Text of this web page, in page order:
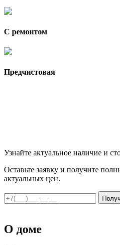
С ремонтом
Предчистовая
Узнайте актуальное наличие и
Оставьте заявку и получите
актуальных цен.
О доме